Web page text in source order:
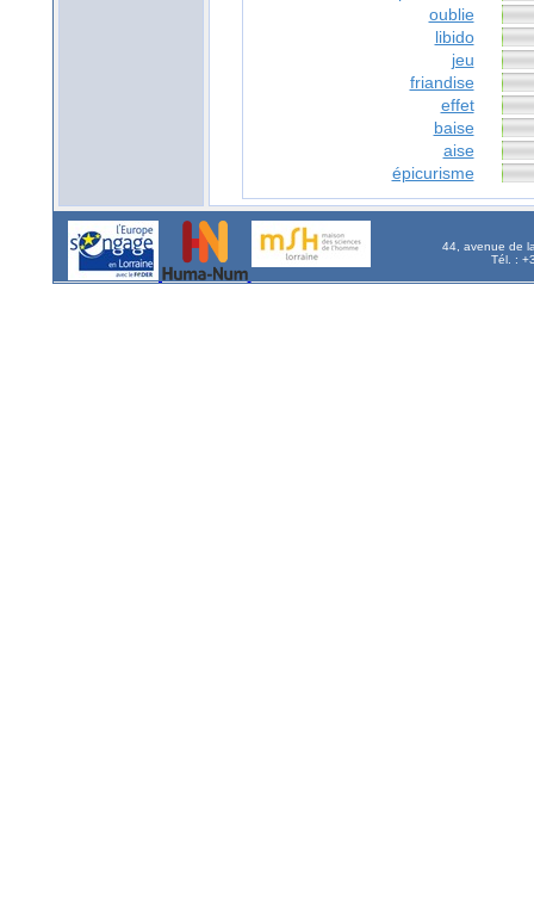
oublie
libido
jeu
friandise
effet
baise
aise
épicurisme
44, avenue de
Tél. :